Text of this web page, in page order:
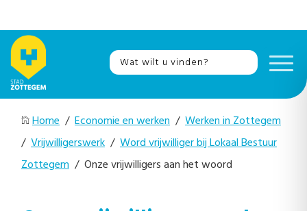
Home / Economie en werken / Werken in Zottegem
/ Vrijwilligerswerk / Word vrijwilliger bij Lokaal Bestuur
Zottegem / Onze vrijwilligers aan het woord